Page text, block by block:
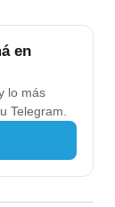
en
lo más
Telegram.